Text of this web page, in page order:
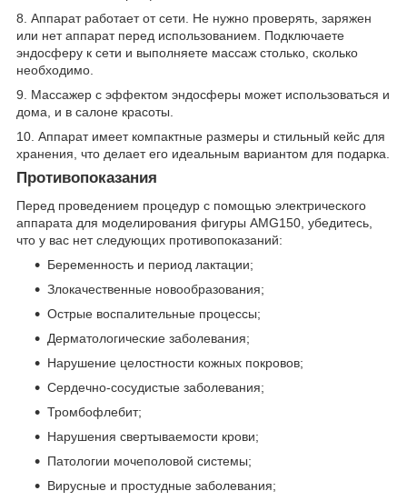
8. Аппарат работает от сети. Не нужно проверять, заряжен
или нет аппарат перед использованием. Подключаете
эндосферу к сети и выполняете массаж столько, сколько
необходимо.
9. Массажер с эффектом эндосферы может использоваться и
дома, и в салоне красоты.
10. Аппарат имеет компактные размеры и стильный кейс для
хранения, что делает его идеальным вариантом для подарка.
Противопоказания
Перед проведением процедур с помощью электрического
аппарата для моделирования фигуры AMG150, убедитесь,
что у вас нет следующих противопоказаний:
Беременность и период лактации;
Злокачественные новообразования;
Острые воспалительные процессы;
Дерматологические заболевания;
Нарушение целостности кожных покровов;
Сердечно-сосудистые заболевания;
Тромбофлебит;
Нарушения свертываемости крови;
Патологии мочеполовой системы;
Вирусные и простудные заболевания;